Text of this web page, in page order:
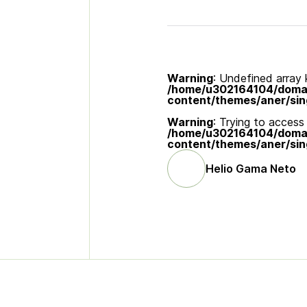
Warning: Undefined array
/home/u302164104/
content/themes/aner/
Warning: Trying to
/home/u302164104/
content/themes/aner/
Helio Gama Neto